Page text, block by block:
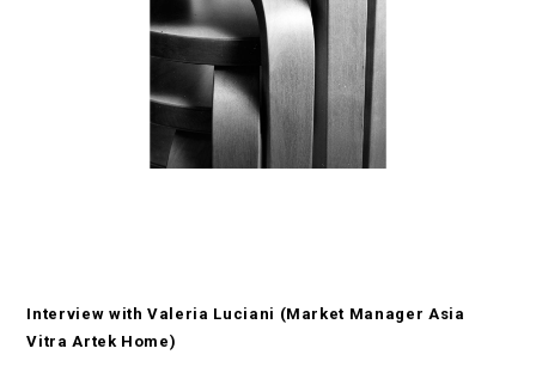
Interview with Valeria Luciani (Market Manager Asia
Vitra Artek Home)